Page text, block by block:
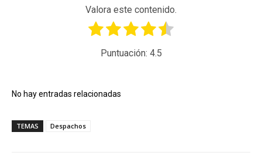
Valora este contenido.
Puntuación: 4.5
No hay entradas relacionadas
TEMAS Despachos